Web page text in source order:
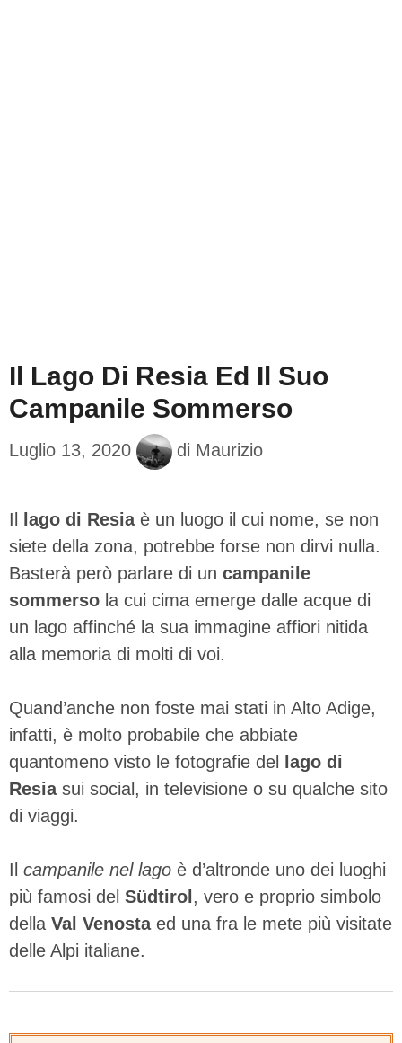
Il Lago Di Resia Ed Il Suo
Campanile Sommerso
Luglio 13, 2020 di Maurizio
Il lago di Resiaè un luogo il cui nome, se non
siete della zona, potrebbe forse non dirvi nulla.
Basterà però parlare di un campanile
sommerso la cui cima emerge dalle acque di
un lago affinché la sua immagine affiori nitida
alla memoria di molti di voi.
Quand’anche non foste mai stati in Alto Adige,
infatti, è molto probabile che abbiate
quantomeno visto le fotografie del lago di
Resiasui social, in televisione o su qualche sito
di viaggi.
Il campanile nel lago è d’altronde uno dei luoghi
più famosi del Südtirol, vero e proprio simbolo
della Val Venosta ed una fra le mete più visitate
delle Alpi italiane.